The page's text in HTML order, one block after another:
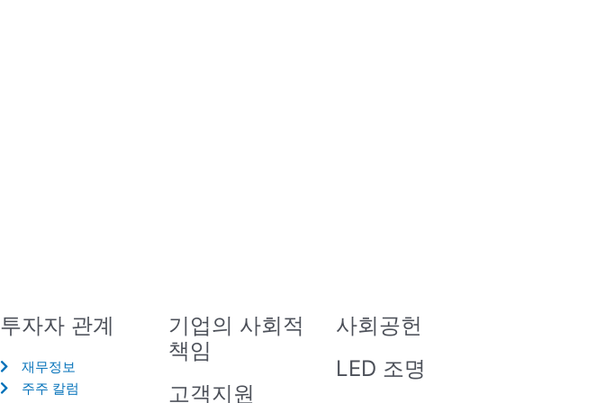
투자자 관계
재무정보
주주 칼럼
기업의 사회적
책임
고객지원
사회공헌
LED 조명